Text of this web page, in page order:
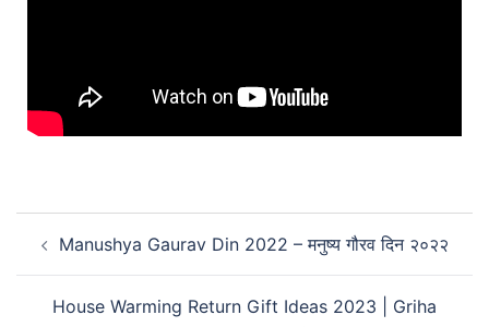
Manushya Gaurav Din 2022 – मनुष्य गौरव दिन २०२२
House Warming Return Gift Ideas 2023 | Griha